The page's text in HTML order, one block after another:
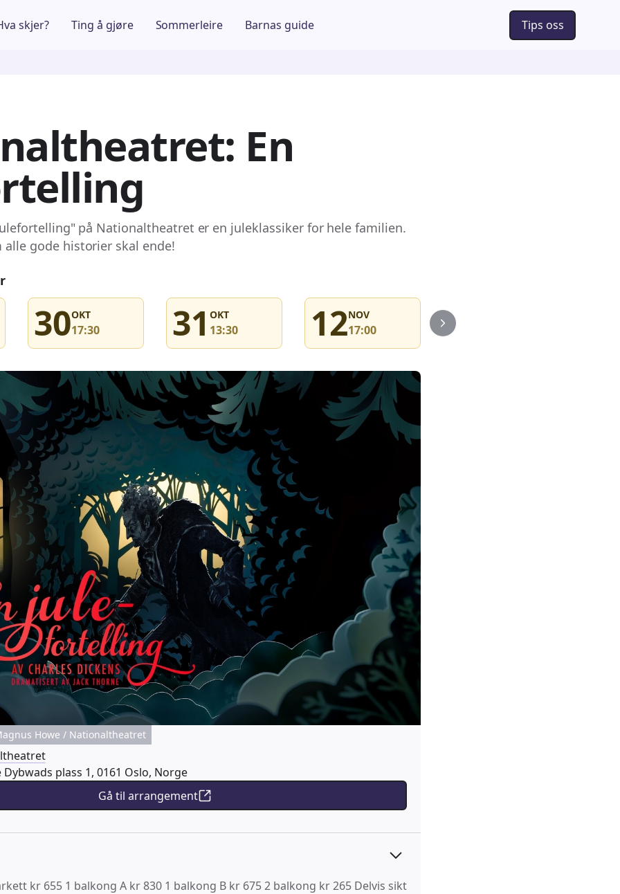
skjer? Ting å gjøre Sommerleire Barnas guide Tips oss
En
på Nationaltheatret er en juleklassiker for hele familien.
alle gode historier skal ende!
30OKT
17:30 31 OKT
13:30 12NOV
17:00 13
Howe / Nationaltheatret
Dybwads plass 1, 0161 Oslo, Norge
Gå til arrangement
kr 655 1 balkong A kr 830 1 balkong B kr 675 2 balkong kr 265 Delvis sikt